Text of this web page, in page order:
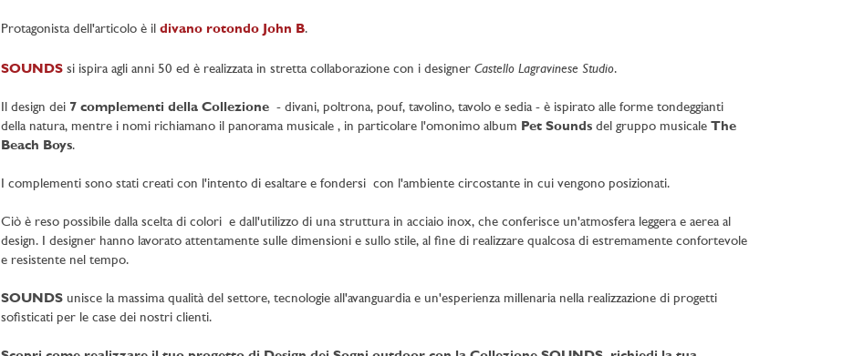
Protagonista dell'articolo è il divano rotondo John B.
SOUNDSsi ispira agli anni 50 ed è realizzata in stretta collaborazione con i designer Castello Lagravinese Studio.
Il design dei 7 complementi della Collezione- divani, poltrona, pouf, tavolino, tavolo e sedia - è ispirato alle forme tondeggianti
della natura, mentre i nomi richiamano il panorama musicale , in particolare l'omonimo album Pet Soundsdel gruppo musicale The
Beach Boys.
I complementi sono stati creati con l'intento di esaltare e fondersi con l'ambiente circostante in cui vengono posizionati.
Ciò è reso possibile dalla scelta di colori e dall'utilizzo di una struttura in acciaio inox, che conferisce un'atmosfera leggera e aerea al
design. I designer hanno lavorato attentamente sulle dimensioni e sullo stile, al fine di realizzare qualcosa di estremamente confortevole
e resistente nel tempo.
SOUNDSunisce la massima qualità del settore, tecnologie all'avanguardia e un'esperienza millenaria nella realizzazione di progetti
sofisticati per le case dei nostri clienti.